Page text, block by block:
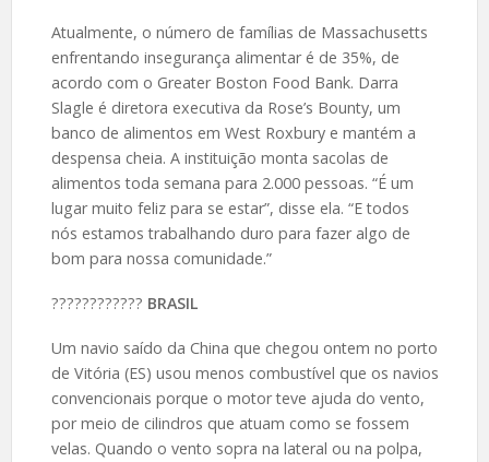
Atualmente, o número de famílias de Massachusetts
enfrentando insegurança alimentar é de 35%, de
acordo com o Greater Boston Food Bank. Darra
Slagle é diretora executiva da Rose’s Bounty, um
banco de alimentos em West Roxbury e mantém a
despensa cheia. A instituição monta sacolas de
alimentos toda semana para 2.000 pessoas. “É um
lugar muito feliz para se estar”, disse ela. “E todos
nós estamos trabalhando duro para fazer algo de
bom para nossa comunidade.”
????️???????? BRASIL
Um navio saído da China que chegou ontem no porto
de Vitória (ES) usou menos combustível que os navios
convencionais porque o motor teve ajuda do vento,
por meio de cilindros que atuam como se fossem
velas. Quando o vento sopra na lateral ou na polpa,